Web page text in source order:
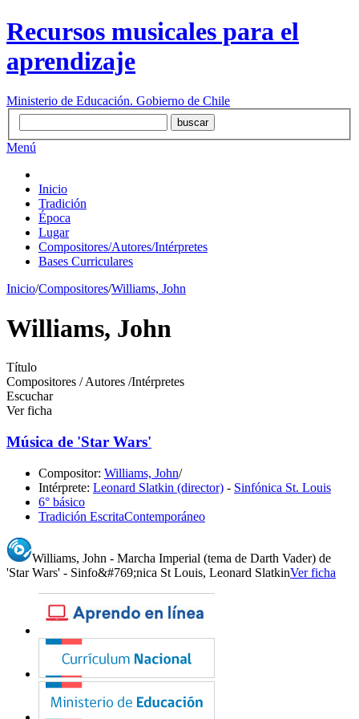
Recursos musicales para el
aprendizaje
Ministerio de Educación. Gobierno de Chile
Menú
Inicio
Tradición
Época
Lugar
Compositores/Autores/Intérpretes
Bases Curriculares
Inicio/Compositores/Williams, John
Williams, John
Título
Compositores / Autores /Intérpretes
Escuchar
Ver ficha
Música de 'Star Wars'
Compositor: Williams, John/
Intérprete: Leonard Slatkin (director) - Sinfónica St. Louis
6° básico
Tradición EscritaContemporáneo
Williams, John - Marcha Imperial (tema de Darth Vader) de
'Star Wars' - Sinfo&#769;nica St Louis, Leonard SlatkinVer ficha